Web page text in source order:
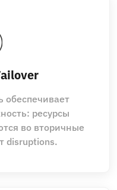
обеспечивает
ресурсы
во вторичные
disruptions.